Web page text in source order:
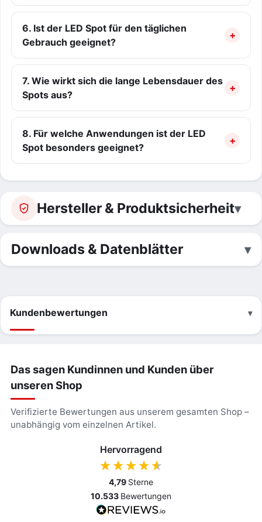
6. Ist der LED Spot für den täglichen
Gebrauch geeignet?
7. Wie wirkt sich die lange Lebensdauer des
Spots aus?
8. Für welche Anwendungen ist der LED
Spot besonders geeignet?
Hersteller & Produktsicherheit
Downloads & Datenblätter
Kundenbewertungen
Das sagen Kundinnen und Kunden über
unseren Shop
Verifizierte Bewertungen aus unserem gesamten Shop –
unabhängig vom einzelnen Artikel.
Hervorragend
4,79 Sterne
10.533 Bewertungen